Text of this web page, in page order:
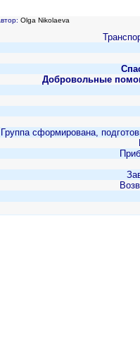
Olga Nikolaeva
Добровольные
Группа сформирована,